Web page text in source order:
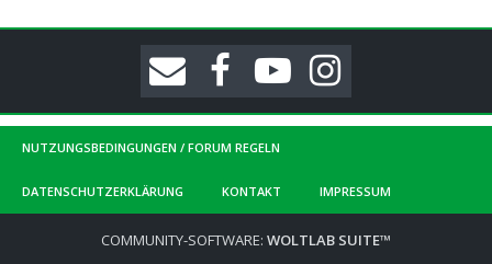
NUTZUNGSBEDINGUNGEN / FORUM REGELN
DATENSCHUTZERKLÄRUNG KONTAKT IMPRESSUM
COMMUNITY-SOFTWARE: WOLTLAB SUITE™